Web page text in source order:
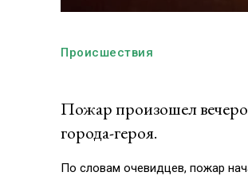
Происшествия
Пожар произошел
города-героя.
По словам очевидцев, пожар